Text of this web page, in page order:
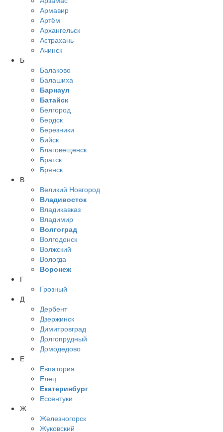
Армавир
Артём
Архангельск
Астрахань
Ачинск
Б
Балаково
Балашиха
Барнаул
Батайск
Белгород
Бердск
Березники
Бийск
Благовещенск
Братск
Брянск
В
Великий Новгород
Владивосток
Владикавказ
Владимир
Волгоград
Волгодонск
Волжский
Вологда
Воронеж
Г
Грозный
Д
Дербент
Дзержинск
Димитровград
Долгопрудный
Домодедово
Е
Евпатория
Елец
Екатеринбург
Ессентуки
Ж
Железногорск
Жуковский